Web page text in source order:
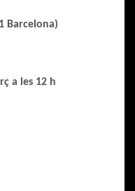
Barcelona)
a les 12 h